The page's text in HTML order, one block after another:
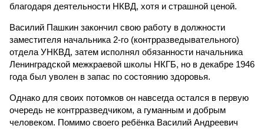
благодаря деятельности НКВД, хотя и страшной ценой.
Василий Пашкин закончил свою работу в должности
заместителя начальника 2-го (контрразведывательного)
отдела УНКВД, затем исполнял обязанности начальника
Ленинградской межкраевой школы НКГБ, но в декабре 1946
года был уволен в запас по состоянию здоровья.
Однако для своих потомков он навсегда остался в первую
очередь не контрразведчиком, а гуманным и добрым
человеком. Помимо своего ребёнка Василий Андреевич